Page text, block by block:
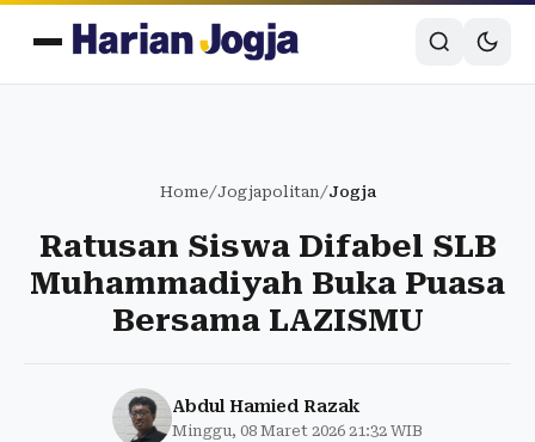
Home/Jogjapolitan/Jogja
Ratusan Siswa Difabel SLB
Muhammadiyah Buka Puasa
Bersama LAZISMU
Abdul Hamied Razak
Minggu, 08 Maret 2026 21:32 WIB